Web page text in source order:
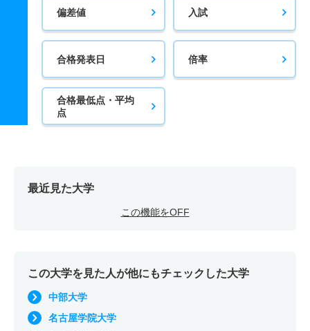
偏差値 入試
合格発表日 倍率
合格最低点・平均
点
最近見た大学
この機能をOFF
この大学を見た人が他にもチェックした大学
中部大学
名古屋学院大学